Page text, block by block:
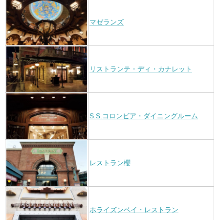
マゼランズ
リストランテ・ディ・カナレット
S.S.コロンビア・ダイニングルーム
レストラン櫻
ホライズンベイ・レストラン